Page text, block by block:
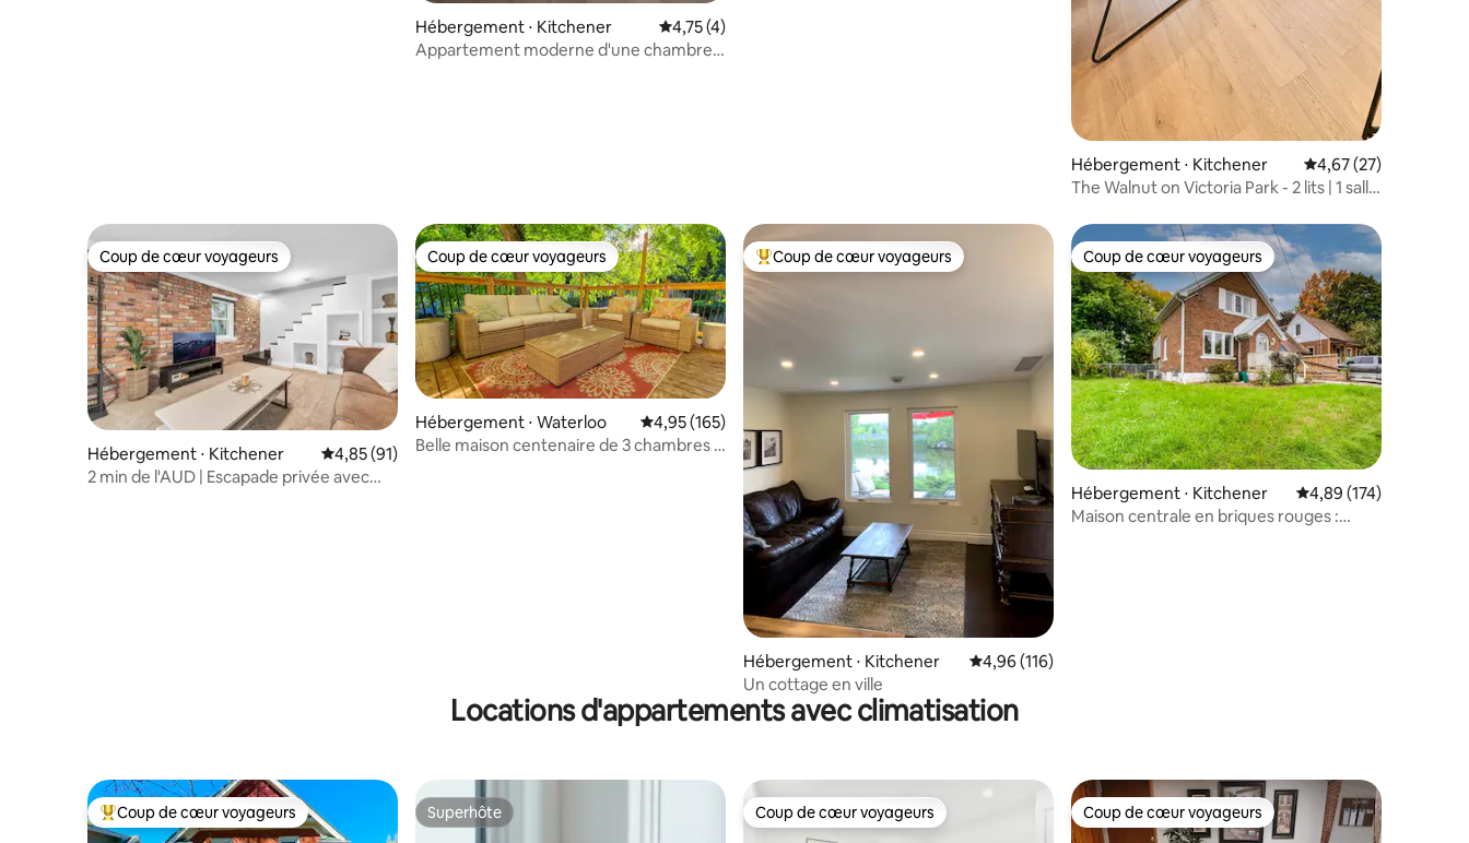
Hébergement ⋅ Kitchener Évaluation moyenne sur la base de 4 commentaires : 4,75 sur 5
4,75 (4)
Appartement moderne d'une chambre à
Hébergement ⋅ Kitchener Évaluation moyenne
4,67 (27)
The Walnut on Victoria Park - 2 lits | 1 salle
Coup de cœur voyageurs
Coup de cœur voyageurs
Hébergement ⋅ Kitchener Évaluation moyenne sur la base de 91 commentaires : 4,85 sur 5
4,85 (91)
2 min de l'AUD | Escapade privée avec
Coup de cœur voyageurs
Coup de cœur voyageurs
Hébergement ⋅ Waterloo Évaluation moyenne sur la base de 165 commentaires : 4,95 sur 5
4,95 (165)
Belle maison centenaire de 3 chambres à
Coups de cœur voyageurs les plus appréciés
Coup de cœur voyageurs
Hébergement ⋅ Kitchener Évaluation moyenne sur la base de 116 commentaires : 4,96 sur 5
4,96 (116)
Un cottage en ville
Coup de cœur voyageurs
Coup de cœur voyageurs
Hébergement ⋅ Kitchener Évaluation moyenne
4,89 (174)
Maison centrale en briques rouges :
Locations d'appartements avec climatisation
Coups de cœur voyageurs les plus appréciés
Coup de cœur voyageurs Superhôte
Superhôte Coup de cœur voyageurs
Coup de cœur voyageurs Coup de cœur voyageurs
Coup de cœur voyageurs